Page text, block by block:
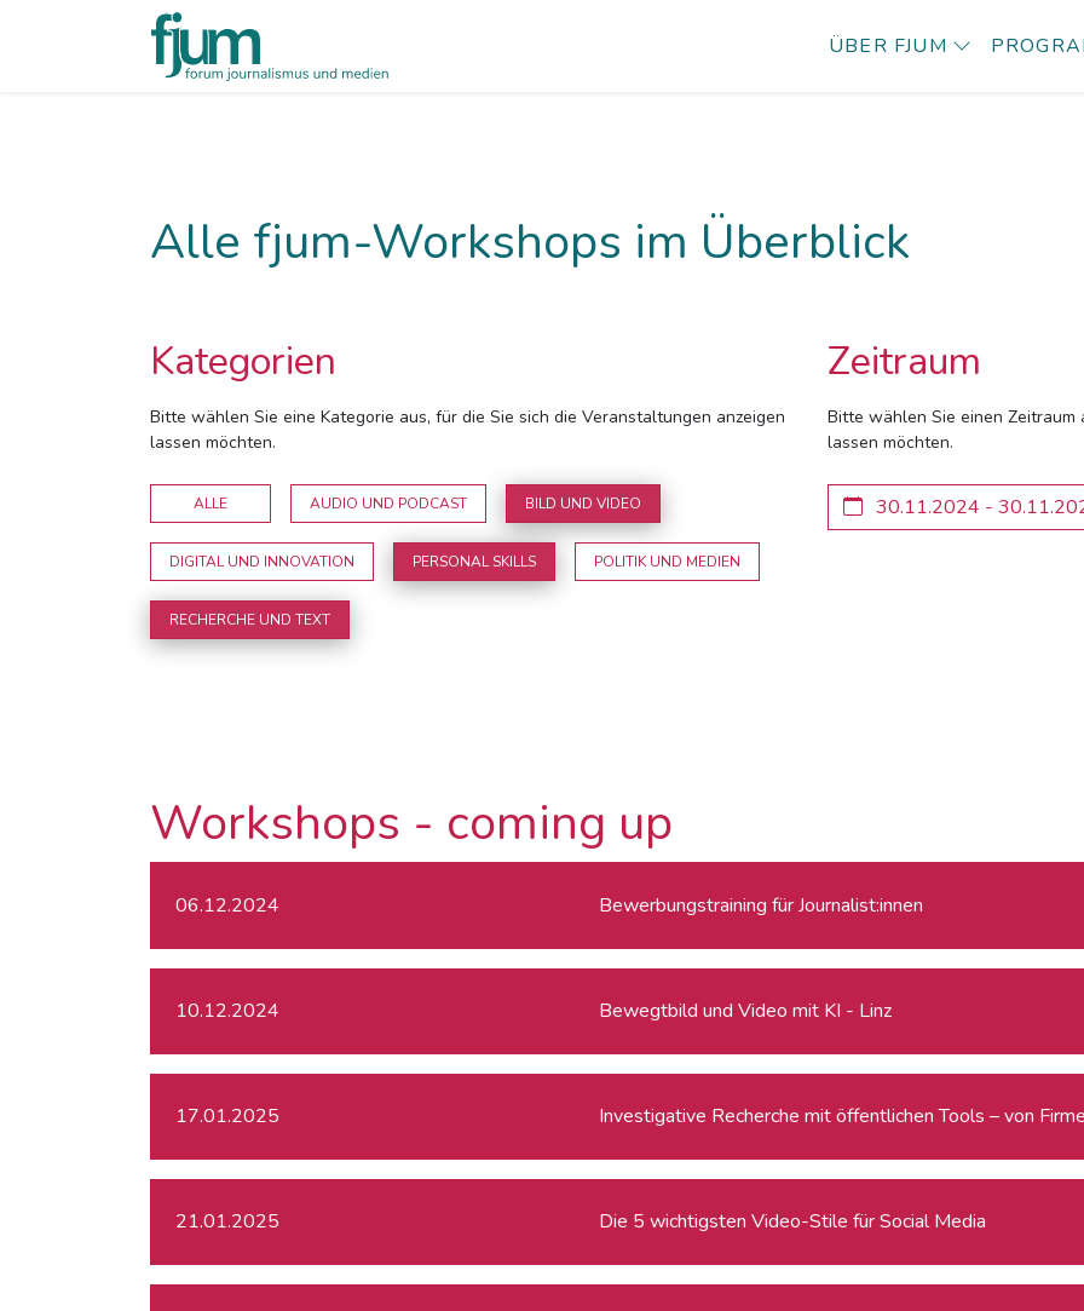
ÜBER FJUM
Alle fjum-Workshops im Überblick
Kategorien
Bitte wählen Sie eine Kategorie aus, für die Sie sich die Veranstaltungen anzeigen
lassen möchten.
ALLE AUDIO UND PODCAST BILD UND VIDEO
DIGITAL UND INNOVATION PERSONAL SKILLS POLITIK UND MEDIEN
RECHERCHE UND TEXT
Zeitraum
Bitte wählen Sie einen Zeitraum
lassen möchten.
Workshops - coming up
06.12.2024 Bewerbungstraining für Journalist:innen
10.12.2024 Bewegtbild und Video mit KI - Linz
17.01.2025 Investigative Recherche mit öffentlichen Tools – von
21.01.2025 Die 5 wichtigsten Video-Stile für Social Media